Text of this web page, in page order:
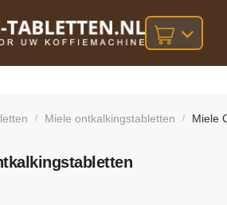
besteld,
bij orders
/ Miele ontkalkingstabletten / Miele